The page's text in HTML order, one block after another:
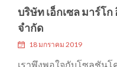
บริษัท เอ็กเซล มาร์โ
จำกัด
18 มกราคม 2019
เราพึงพอใจกับโซลูชันโค